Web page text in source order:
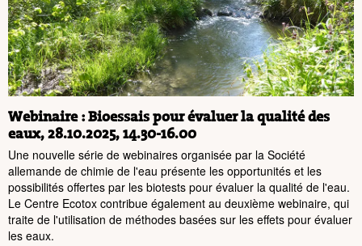
Webinaire : Bioessais pour évaluer la qualité des
eaux, 28.10.2025, 14.30-16.00
Une nouvelle série de webinaires organisée par la Société
allemande de chimie de l'eau présente les opportunités et les
possibilités offertes par les biotests pour évaluer la qualité de l'eau.
Le Centre Ecotox contribue également au deuxième webinaire, qui
traite de l'utilisation de méthodes basées sur les effets pour évaluer
les eaux.